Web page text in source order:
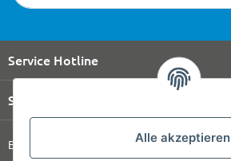
Alle akzeptieren
Service Hotline
Shop Service
Barrierefreiheitserklärung